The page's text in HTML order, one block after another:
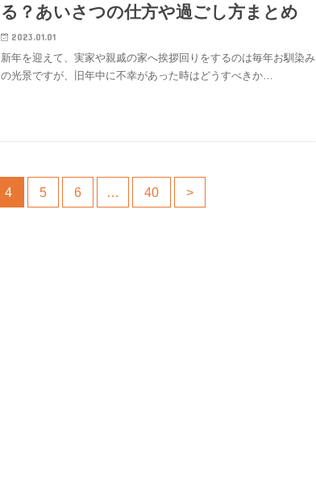
る？あいさつの仕方や過ごし方まとめ
2023.01.01
新年を迎えて、実家や親戚の家へ挨拶回りをするのは毎年お馴染み
の光景ですが、旧年中に不幸があった時はどうすべきか…
4 5 6 … 40 >